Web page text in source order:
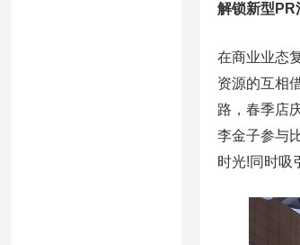
解锁新型PR
在商业业态
资源的互相
路，春季店
李金子参与
时光!同时吸